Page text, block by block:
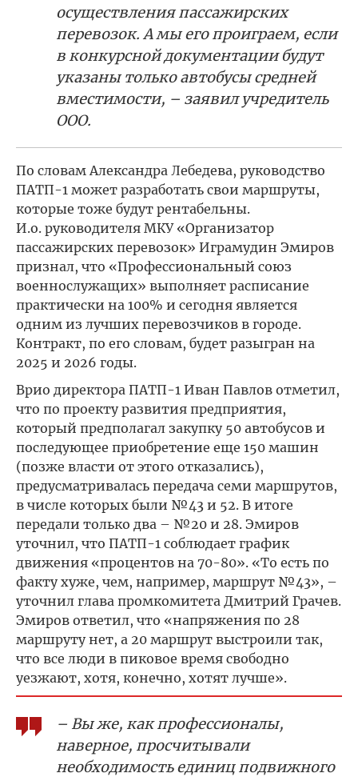
осуществления пассажирских
перевозок. А мы его проиграем, если
в конкурсной документации будут
указаны только автобусы средней
вместимости, – заявил учредитель
ООО.
По словам Александра Лебедева, руководство
ПАТП-1 может разработать свои маршруты,
которые тоже будут рентабельны.
И.о. руководителя МКУ «Организатор
пассажирских перевозок» Играмудин Эмиров
признал, что «Профессиональный союз
военнослужащих» выполняет расписание
практически на 100% и сегодня является
одним из лучших перевозчиков в городе.
Контракт, по его словам, будет разыгран на
2025 и 2026 годы.
Врио директора ПАТП-1 Иван Павлов отметил,
что по проекту развития предприятия,
который предполагал закупку 50 автобусов и
последующее приобретение еще 150 машин
(позже власти от этого отказались),
предусматривалась передача семи маршрутов,
в числе которых были №43 и 52. В итоге
передали только два – №20 и 28. Эмиров
уточнил, что ПАТП-1 соблюдает график
движения «процентов на 70-80». «То есть по
факту хуже, чем, например, маршрут №43», –
уточнил глава промкомитета Дмитрий Грачев.
Эмиров ответил, что «напряжения по 28
маршруту нет, а 20 маршрут выстроили так,
что все люди в пиковое время свободно
уезжают, хотя, конечно, хотят лучше».
– Вы же, как профессионалы,
наверное, просчитывали
необходимость единиц подвижного